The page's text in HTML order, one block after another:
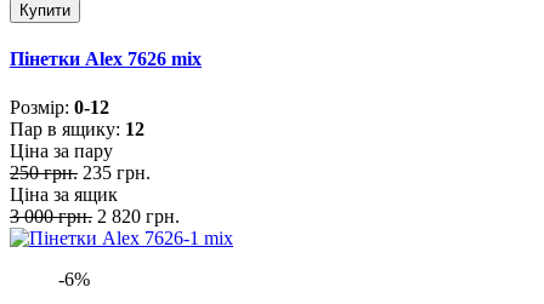
Купити
Пінетки Alex 7626 mix
Розмiр: 0-12
Пар в ящику: 12
Ціна за пару
250 грн. 235 грн.
Ціна за ящик
3 000 грн. 2 820 грн.
-6%